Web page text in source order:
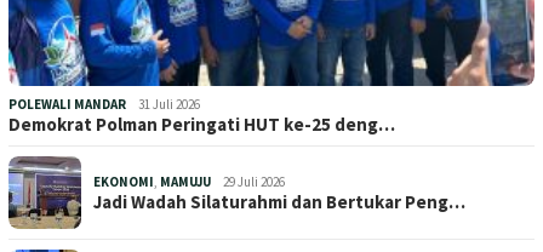
POLEWALI MANDAR 31 Juli 2026
Demokrat Polman Peringati HUT ke-25 deng…
EKONOMI MAMUJU 29 Juli 2026
Jadi Wadah Silaturahmi dan Bertukar Peng…